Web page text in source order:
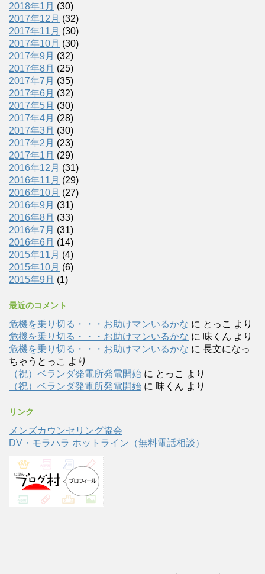
2018年1月 (30)
2017年12月 (32)
2017年11月 (30)
2017年10月 (30)
2017年9月 (32)
2017年8月 (25)
2017年7月 (35)
2017年6月 (32)
2017年5月 (30)
2017年4月 (28)
2017年3月 (30)
2017年2月 (23)
2017年1月 (29)
2016年12月 (31)
2016年11月 (29)
2016年10月 (27)
2016年9月 (31)
2016年8月 (33)
2016年7月 (31)
2016年6月 (14)
2015年11月 (4)
2015年10月 (6)
2015年9月 (1)
最近のコメント
危機を乗り切る・・・お助けマンいるかな に とっこ より
危機を乗り切る・・・お助けマンいるかな に 味くん より
危機を乗り切る・・・お助けマンいるかな に 長文になっ
ちゃうとっこ より
（祝）ベランダ発電所発電開始 に とっこ より
（祝）ベランダ発電所発電開始 に 味くん より
リンク
メンズカウンセリング協会
DV・モラハラ ホットライン（無料電話相談）